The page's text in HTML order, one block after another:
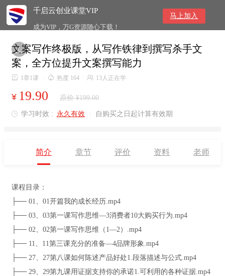
千启云创业课堂VIP
成为VIP，万G资源随心下载！
马上加入

文案写作终极版，从写作铁律到撰写杀手文
案，全方位提升文案撰写能力
 1章1课  热度 164  13人正在学
¥ 19.90 原价 ¥199.00
 学习时效 : 永久有效 自购买之日起计算有效期
简介 章节 评价 资料 老师
课程目录：
├── 01、01开篇我的成长经历.mp4
├── 03、03第一课写作思维—3消费者10大购买行为.mp4
├── 02、02第一课写作思维（1—2）.mp4
├── 11、11第三课充分的准备—4品牌形象.mp4
├── 27、27第八课如何陈述产品好处1.段落描述与公式.mp4
├── 29、29第九课用证据支持你的承诺1.可利用的各种证据.mp4